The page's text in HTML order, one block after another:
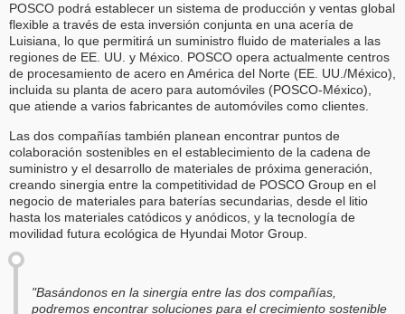
POSCO podrá establecer un sistema de producción y ventas global
flexible a través de esta inversión conjunta en una acería de
Luisiana, lo que permitirá un suministro fluido de materiales a las
regiones de EE. UU. y México. POSCO opera actualmente centros
de procesamiento de acero en América del Norte (EE. UU./México),
incluida su planta de acero para automóviles (POSCO-México),
que atiende a varios fabricantes de automóviles como clientes.
Las dos compañías también planean encontrar puntos de
colaboración sostenibles en el establecimiento de la cadena de
suministro y el desarrollo de materiales de próxima generación,
creando sinergia entre la competitividad de POSCO Group en el
negocio de materiales para baterías secundarias, desde el litio
hasta los materiales catódicos y anódicos, y la tecnología de
movilidad futura ecológica de Hyundai Motor Group.
"Basándonos en la sinergia entre las dos compañías,
podremos encontrar soluciones para el crecimiento sostenible